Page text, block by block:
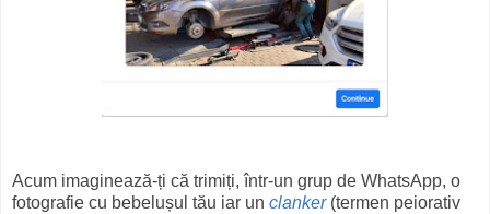
Acum imaginează-ți că trimiți, într-un grup de WhatsApp, o
fotografie cu bebelușul tău iar un clanker(termen peiorativ